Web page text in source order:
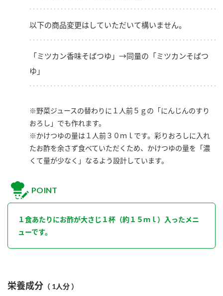
以下の商品変更はしていただいて構いません。
「ミツカン香味そばつゆ」→同量の「ミツカンそばつ
ゆ」
※野菜ジュースの替わりに１人前５ｇの「にんじんのすり
おろし」でも作れます。
※かけつゆの量は１人前３０ｍｌです。彩りおろしに入れ
たお酢を余さず食べていただくため、かけつゆの量を「濃
くて量が少なく」なるよう設計しています。
POINT
１食あたりにお酢が大さじ１杯（約１５ｍｌ）入ったメニ
ューです。
栄養成分 （ 1人分 ）